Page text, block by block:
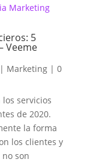
5
Veeme
Marketing| 0
los servicios
de 2020.
la forma
los clientes y
son